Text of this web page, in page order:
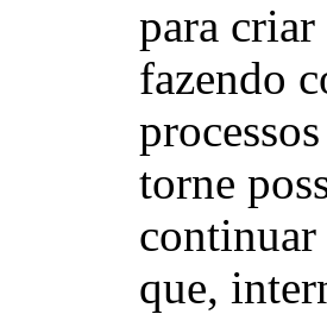
para criar
fazendo
torne
continuar
que,